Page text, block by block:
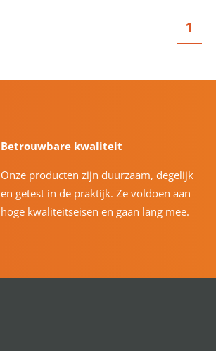
1
Betrouwbare kwaliteit
Onze producten zijn duurzaam, degelijk
en getest in de praktijk. Ze voldoen aan
hoge kwaliteitseisen en gaan lang mee.